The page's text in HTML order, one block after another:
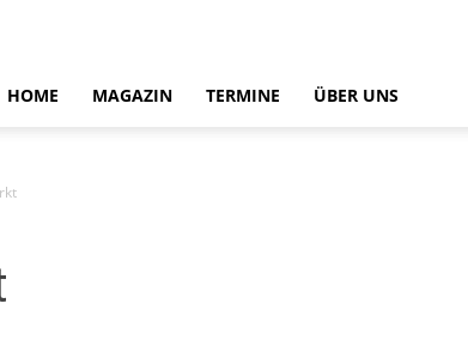
HOME MAGAZIN TERMINE ÜBER UNS